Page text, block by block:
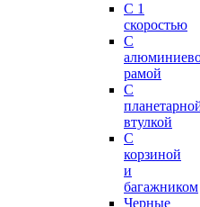
С 1
скоростью
С
рамой
С
втулкой
С
корзиной
и
багажником
Черные